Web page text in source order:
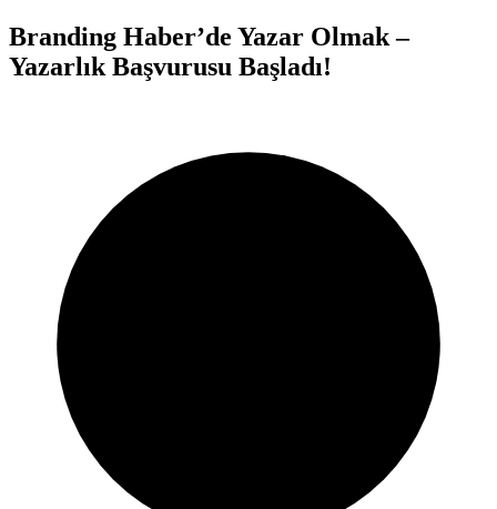
Branding Haber’de Yazar Olmak –
Yazarlık Başvurusu Başladı!